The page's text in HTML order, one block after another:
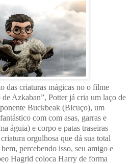
das criaturas mágicas no o filme
Azkaban”, Potter já cria um laço de
Buckbeak (Bicuço), um
com com asas, garras e
águia) e corpo e patas traseiras
orgulhosa que dá sua total
percebendo isso, seu amigo e
Hagrid coloca Harry de forma